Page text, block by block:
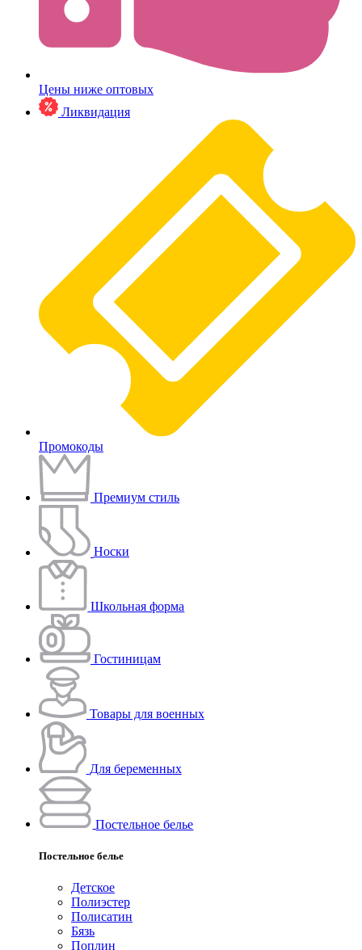
Цены ниже оптовых
Ликвидация
Промокоды
Премиум стиль
Носки
Школьная форма
Гостиницам
Товары для военных
Для беременных
Постельное белье
Постельное белье
Детское
Полиэстeр
Полисатин
Бязь
Поплин